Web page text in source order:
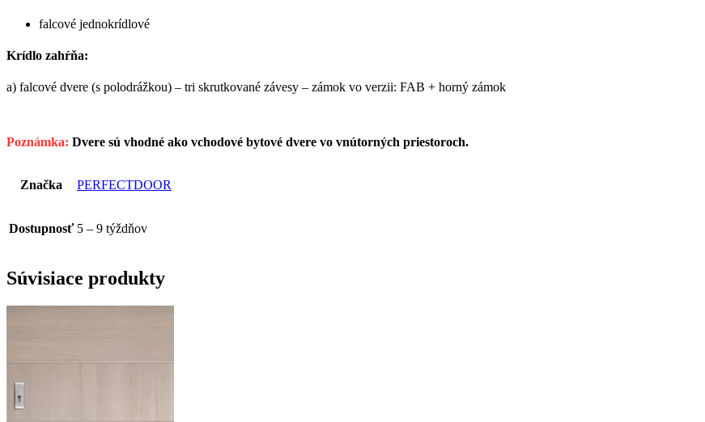
falcové jednokrídlové
Krídlo zahŕňa:
a) falcové dvere (s polodrážkou) – tri skrutkované závesy – zámok vo verzii: FAB + horný zámok
Poznámka: Dvere sú vhodné ako vchodové bytové dvere vo vnútorných priestoroch.
Značka PERFECTDOOR
Dostupnosť 5 – 9 týždňov
Súvisiace produkty